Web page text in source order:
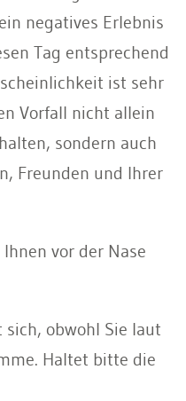
negatives Erlebnis
Tag entsprechend
ist sehr
Vorfall nicht allein
sondern auch
Freunden und Ihrer
vor der Nase
obwohl Sie laut
Haltet bitte die